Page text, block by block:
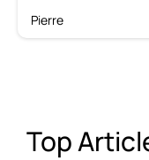
Pierre
Top